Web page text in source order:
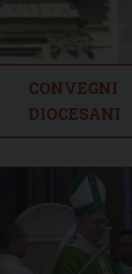
CONVEGNI
DIOCESANI